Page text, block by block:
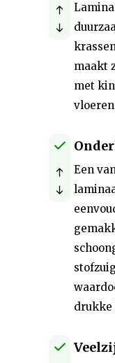
maakt
met
Een
drukke